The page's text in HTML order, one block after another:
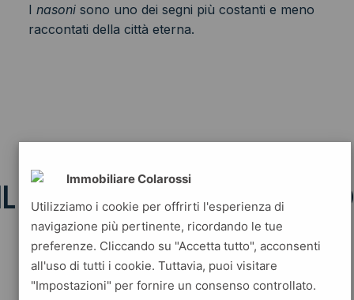
I nasonisono uno dei segni più costanti e meno
raccontati della città eterna.
NASONE DI VIA
Immobiliare Colarossi
Utilizziamo i cookie per offrirti l'esperienza di
navigazione più pertinente, ricordando le tue
preferenze. Cliccando su "Accetta tutto", acconsenti
all'uso di tutti i cookie. Tuttavia, puoi visitare
"Impostazioni" per fornire un consenso controllato.